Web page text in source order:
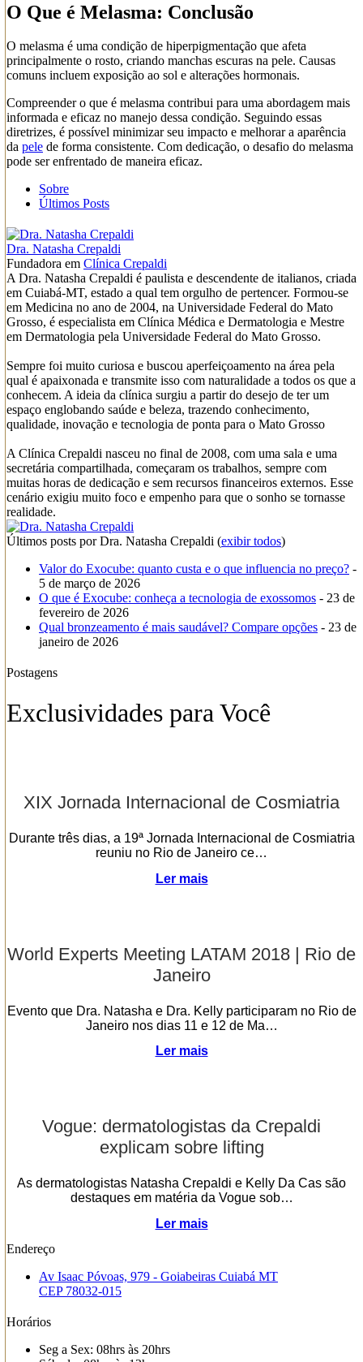
O Que é Melasma: Conclusão
O melasma é uma condição de hiperpigmentação que afeta
principalmente o rosto, criando manchas escuras na pele. Causas
comuns incluem exposição ao sol e alterações hormonais.
Compreender o que é melasma contribui para uma abordagem mais
informada e eficaz no manejo dessa condição. Seguindo essas
diretrizes, é possível minimizar seu impacto e melhorar a aparência
da pele de forma consistente. Com dedicação, o desafio do melasma
pode ser enfrentado de maneira eficaz.
Sobre
Últimos Posts
Dra. Natasha Crepaldi
Fundadora em Clínica Crepaldi
A Dra. Natasha Crepaldi é paulista e descendente de italianos, criada
em Cuiabá-MT, estado a qual tem orgulho de pertencer. Formou-se
em Medicina no ano de 2004, na Universidade Federal do Mato
Grosso, é especialista em Clínica Médica e Dermatologia e Mestre
em Dermatologia pela Universidade Federal do Mato Grosso.
Sempre foi muito curiosa e buscou aperfeiçoamento na área pela
qual é apaixonada e transmite isso com naturalidade a todos os que a
conhecem. A ideia da clínica surgiu a partir do desejo de ter um
espaço englobando saúde e beleza, trazendo conhecimento,
qualidade, inovação e tecnologia de ponta para o Mato Grosso
A Clínica Crepaldi nasceu no final de 2008, com uma sala e uma
secretária compartilhada, começaram os trabalhos, sempre com
muitas horas de dedicação e sem recursos financeiros externos. Esse
cenário exigiu muito foco e empenho para que o sonho se tornasse
realidade.
Últimos posts por Dra. Natasha Crepaldi (exibir todos)
Valor do Exocube: quanto custa e o que influencia no preço? -
5 de março de 2026
O que é Exocube: conheça a tecnologia de exossomos - 23 de
fevereiro de 2026
Qual bronzeamento é mais saudável? Compare opções - 23 de
janeiro de 2026
Postagens
Exclusividades para Você
XIX Jornada Internacional de Cosmiatria
Durante três dias, a 19ª Jornada Internacional de Cosmiatria
reuniu no Rio de Janeiro ce…
Ler mais
World Experts Meeting LATAM 2018 | Rio de
Janeiro
Evento que Dra. Natasha e Dra. Kelly participaram no Rio de
Janeiro nos dias 11 e 12 de Ma…
Ler mais
Vogue: dermatologistas da Crepaldi
explicam sobre lifting
As dermatologistas Natasha Crepaldi e Kelly Da Cas são
destaques em matéria da Vogue sob…
Ler mais
Endereço
Av Isaac Póvoas, 979 - Goiabeiras Cuiabá MT
CEP 78032-015
Horários
Seg a Sex: 08hrs às 20hrs